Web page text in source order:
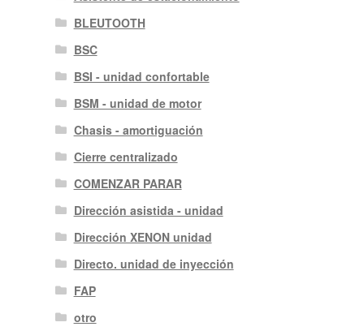
BLEUTOOTH
BSC
BSI - unidad confortable
BSM - unidad de motor
Chasis - amortiguación
Cierre centralizado
COMENZAR PARAR
Dirección asistida - unidad
Dirección XENON unidad
Directo. unidad de inyección
FAP
otro